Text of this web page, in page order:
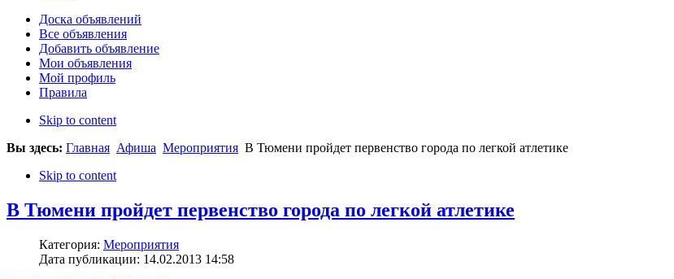
Доска объявлений
Все объявления
Добавить объявление
Мои объявления
Мой профиль
Правила
Skip to content
Вы здесь: Главная Афиша Мероприятия В Тюмени пройдет первенство города по легкой атлетике
Skip to content
В Тюмени пройдет первенство города по легкой атлетике
Категория: Мероприятия
Дата публикации: 14.02.2013 14:58